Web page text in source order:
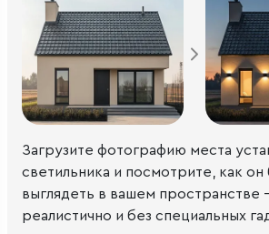
Загрузите фотографию места
светильника и посмотрите, как он
выглядеть в вашем пространстве
реалистично и без специальных